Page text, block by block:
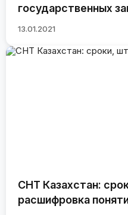
государственных
13.01.2021
СНТ Казахстан:
расшифровка